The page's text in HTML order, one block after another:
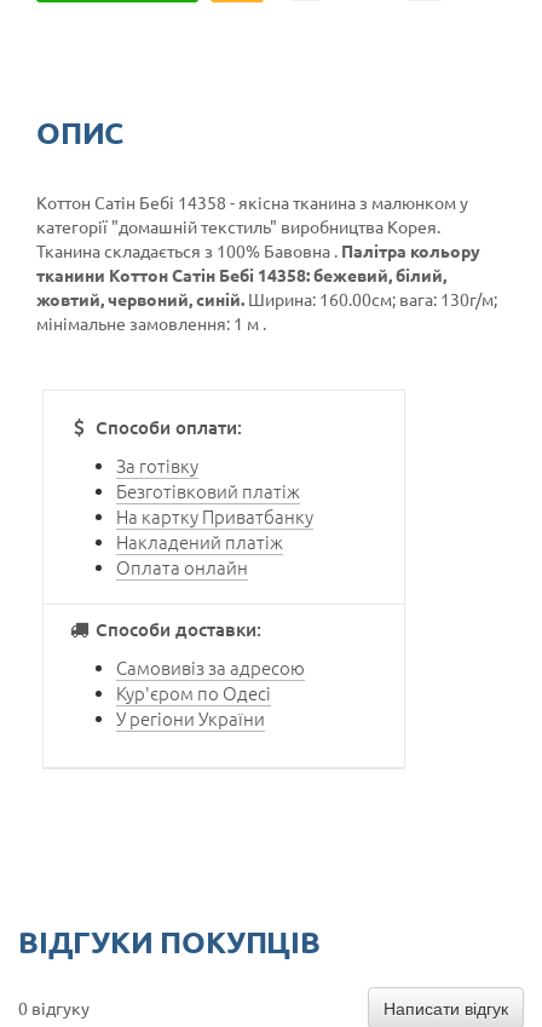
ОПИС
Коттон Сатін Бебі 14358 - якісна тканина з малюнком у
категорії "домашній текстиль" виробництва Корея.
Тканина складається з 100% Бавовна . Палітра кольору
тканини Коттон Сатін Бебі 14358: бежевий, білий,
жовтий, червоний, синій. Ширина: 160.00см; вага: 130г/м;
мінімальне замовлення: 1 м .
Способи оплати:
За готівку
Безготівковий платіж
На картку Приватбанку
Накладений платіж
Оплата онлайн
Способи доставки:
Самовивіз за адресою
Кур'єром по Одесі
У регіони України
ВІДГУКИ ПОКУПЦІВ
0 відгуку Написати відгук